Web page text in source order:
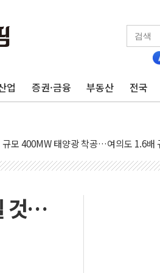
업 증권·금융 부동산 전국
남
모 400MW 태양광 착공…여의도 1.6배
역풍에 "정부정책 아냐" 해명
경북동해안권 8~9일 최대 100mm 호우
동방위협정' 체결… 수니파 국가들의 새
것…